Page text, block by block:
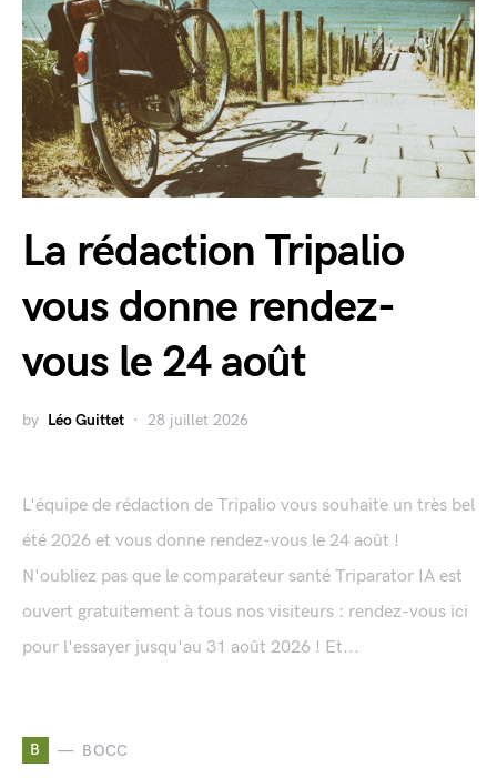
La rédaction Tripalio
vous donne rendez-
vous le 24 août
by Léo Guittet 28 juillet 2026
L'équipe de rédaction de Tripalio vous souhaite un très bel
été 2026 et vous donne rendez-vous le 24 août !
N'oubliez pas que le comparateur santé Triparator IA est
ouvert gratuitement à tous nos visiteurs : rendez-vous ici
pour l'essayer jusqu'au 31 août 2026 ! Et...
B BOCC